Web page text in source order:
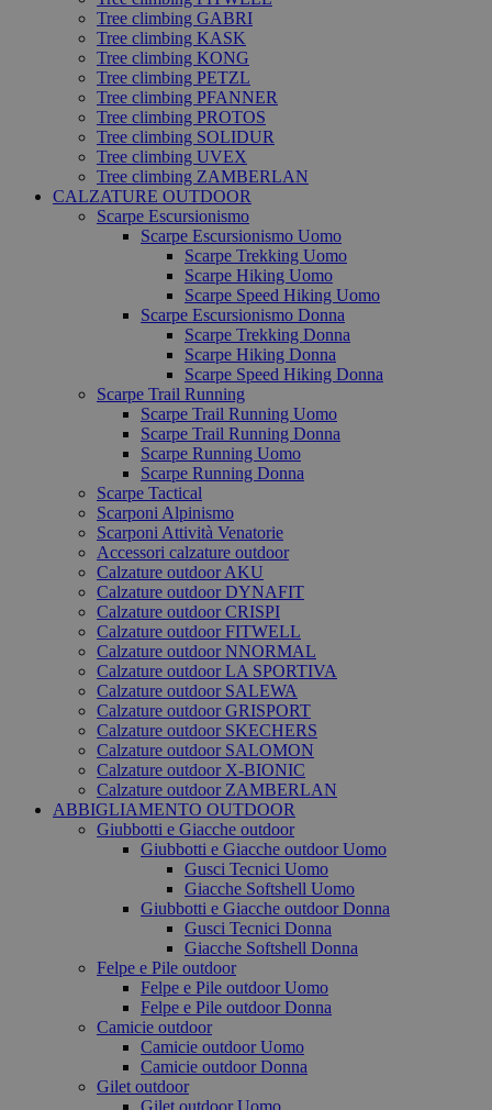
Tree climbing GABRI
Tree climbing KASK
Tree climbing KONG
Tree climbing PETZL
Tree climbing PFANNER
Tree climbing PROTOS
Tree climbing SOLIDUR
Tree climbing UVEX
Tree climbing ZAMBERLAN
CALZATURE OUTDOOR
Scarpe Escursionismo
Scarpe Escursionismo Uomo
Scarpe Trekking Uomo
Scarpe Hiking Uomo
Scarpe Speed Hiking Uomo
Scarpe Escursionismo Donna
Scarpe Trekking Donna
Scarpe Hiking Donna
Scarpe Speed Hiking Donna
Scarpe Trail Running
Scarpe Trail Running Uomo
Scarpe Trail Running Donna
Scarpe Running Uomo
Scarpe Running Donna
Scarpe Tactical
Scarponi Alpinismo
Scarponi Attività Venatorie
Accessori calzature outdoor
Calzature outdoor AKU
Calzature outdoor DYNAFIT
Calzature outdoor CRISPI
Calzature outdoor FITWELL
Calzature outdoor NNORMAL
Calzature outdoor LA SPORTIVA
Calzature outdoor SALEWA
Calzature outdoor GRISPORT
Calzature outdoor SKECHERS
Calzature outdoor SALOMON
Calzature outdoor X-BIONIC
Calzature outdoor ZAMBERLAN
ABBIGLIAMENTO OUTDOOR
Giubbotti e Giacche outdoor
Giubbotti e Giacche outdoor Uomo
Gusci Tecnici Uomo
Giacche Softshell Uomo
Giubbotti e Giacche outdoor Donna
Gusci Tecnici Donna
Giacche Softshell Donna
Felpe e Pile outdoor
Felpe e Pile outdoor Uomo
Felpe e Pile outdoor Donna
Camicie outdoor
Camicie outdoor Uomo
Camicie outdoor Donna
Gilet outdoor